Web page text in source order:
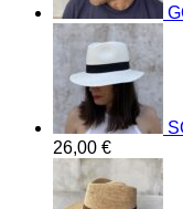
26,00 €